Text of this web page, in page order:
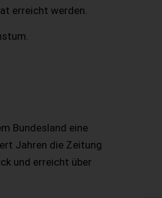
erreicht werden.
Bundesland eine
Jahren die Zeitung
und erreicht über